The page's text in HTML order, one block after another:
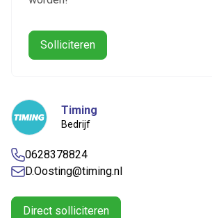
Solliciteren
Timing
Bedrijf
0628378824
D.Oosting@timing.nl
Direct solliciteren